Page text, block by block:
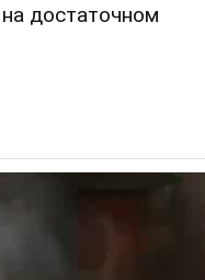
достаточном